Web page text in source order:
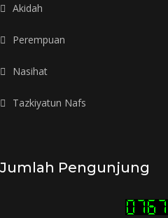
Akidah
Perempuan
Nasihat
Tazkiyatun Nafs
Jumlah Pengunjung